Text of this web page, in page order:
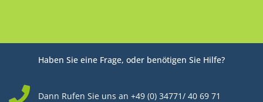
Haben Sie eine Frage, oder benötigen Sie Hilfe?
Dann Rufen Sie uns an +49 (0) 34771/ 40 69 71